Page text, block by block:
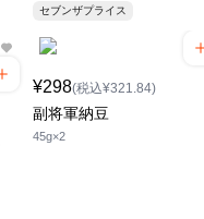
セブンザプライス
¥298(税込¥321.84)
副将軍納豆
45g×2